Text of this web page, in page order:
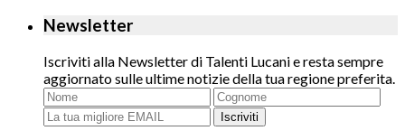
Newsletter
Iscriviti alla Newsletter di Talenti Lucani e resta sempre
aggiornato sulle ultime notizie della tua regione preferita.
Iscriviti